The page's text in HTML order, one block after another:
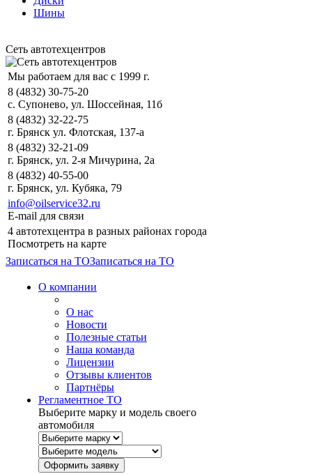
Шины
Сеть автотехцентров
Мы работаем для вас с 1999 г.
8 (4832) 30-75-20
с. Супонево, ул. Шоссейная, 11б
8 (4832) 32-22-75
г. Брянск ул. Флотская, 137-а
8 (4832) 32-21-09
г. Брянск, ул. 2-я Мичурина, 2а
8 (4832) 40-55-00
г. Брянск, ул. Кубяка, 79
info@oilservice32.ru
E-mail для связи
4 автотехцентра в разных районах города
Посмотреть на карте
Записаться на ТОЗаписаться на ТО
О компании
О нас
Новости
Полезные статьи
Наша команда
Лицензии
Отзывы клиентов
Партнёры
Регламентное ТО
Выберите марку и модель своего
автомобиля